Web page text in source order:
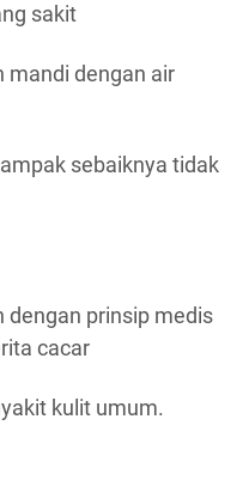
sakit
mandi dengan air
sebaiknya tidak
dengan prinsip medis
cacar
kulit umum.